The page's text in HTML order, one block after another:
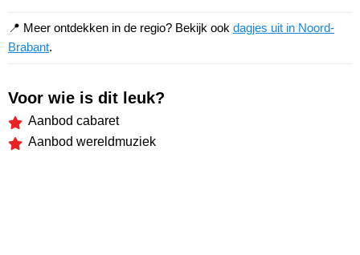
📍 Meer ontdekken in de regio? Bekijk ook dagjes uit in Noord-
Brabant.
Voor wie is dit leuk?
Aanbod cabaret
Aanbod wereldmuziek